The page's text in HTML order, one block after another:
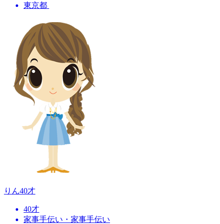
東京都
りん40才
40才
家事手伝い・家事手伝い